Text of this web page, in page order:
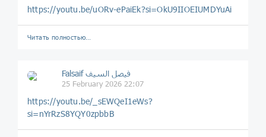
https://youtu.be/uORv-ePaiEk?si=OkU9IIOEIUMDYuAi
Читать полностью…
Falsaif فيصل السيف
25 February 2026 22:07
https://youtu.be/_sEWQeI1eWs?
si=nYrRzS8YQY0zpbbB